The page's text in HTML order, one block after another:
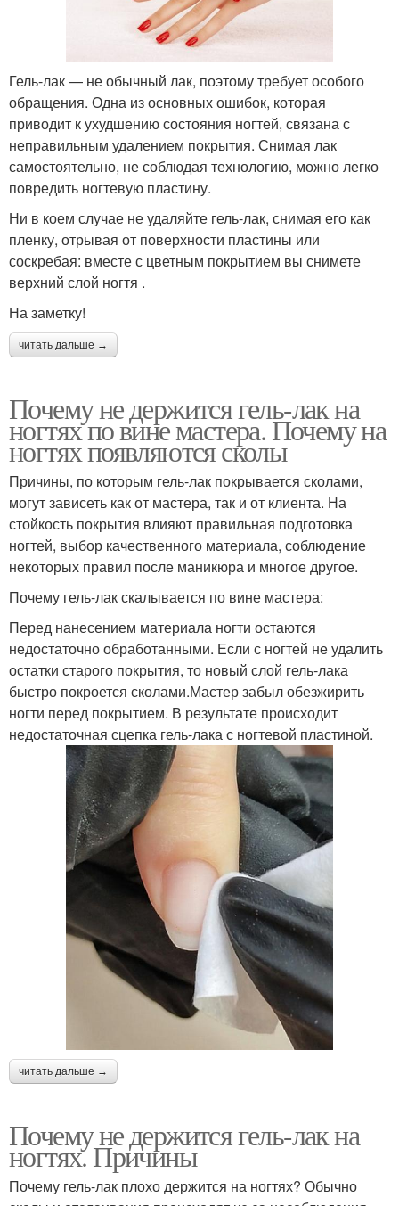
Гель-лак — не обычный лак, поэтому требует особого
обращения. Одна из основных ошибок, которая
приводит к ухудшению состояния ногтей, связана с
неправильным удалением покрытия. Снимая лак
самостоятельно, не соблюдая технологию, можно легко
повредить ногтевую пластину.
Ни в коем случае не удаляйте гель-лак, снимая его как
пленку, отрывая от поверхности пластины или
соскребая: вместе с цветным покрытием вы снимете
верхний слой ногтя .
На заметку!
читать дальше →
Почему не держится гель-лак на
ногтях по вине мастера. Почему на
ногтях появляются сколы
Причины, по которым гель-лак покрывается сколами,
могут зависеть как от мастера, так и от клиента. На
стойкость покрытия влияют правильная подготовка
ногтей, выбор качественного материала, соблюдение
некоторых правил после маникюра и многое другое.
Почему гель-лак скалывается по вине мастера:
Перед нанесением материала ногти остаются
недостаточно обработанными. Если с ногтей не удалить
остатки старого покрытия, то новый слой гель-лака
быстро покроется сколами.Мастер забыл обезжирить
ногти перед покрытием. В результате происходит
недостаточная сцепка гель-лака с ногтевой пластиной.
читать дальше →
Почему не держится гель-лак на
ногтях. Причины
Почему гель-лак плохо держится на ногтях? Обычно